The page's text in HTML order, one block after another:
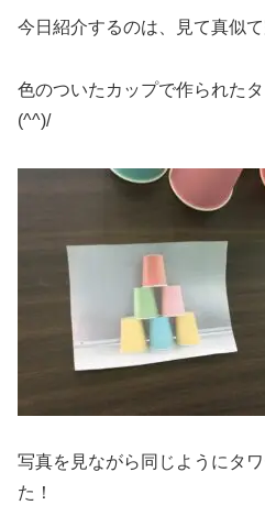
今日紹介するのは、見て真似
色のついたカップで作られた
(^^)/
写真を見ながら同じようにタ
た！